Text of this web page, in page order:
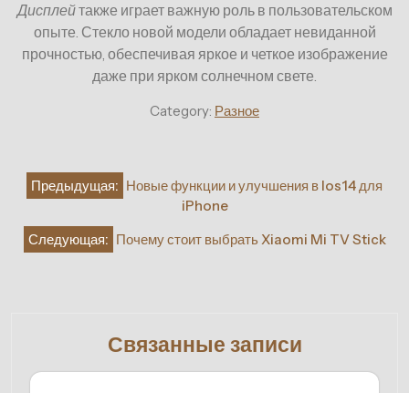
Дисплейтакже играет важную роль в пользовательском
опыте. Стекло новой модели обладает невиданной
прочностью, обеспечивая яркое и четкое изображение
даже при ярком солнечном свете.
Category: Разное
Навигация
по
записям
Предыдущая: Новые функции и улучшения в Ios14 для
iPhone
Следующая: Почему стоит выбрать Xiaomi Mi TV Stick
Связанные записи